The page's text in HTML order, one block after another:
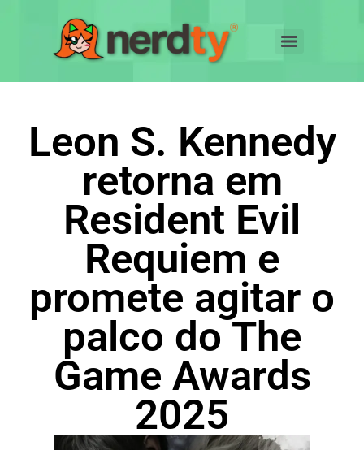
Leon S. Kennedy
retorna em
Resident Evil
Requiem e
promete agitar o
palco do The
Game Awards
2025